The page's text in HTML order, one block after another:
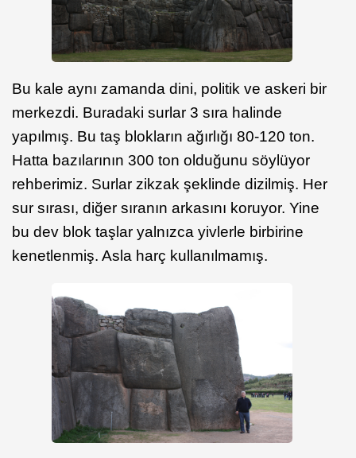
Bu kale aynı zamanda dini, politik ve askeri bir
merkezdi. Buradaki surlar 3 sıra halinde
yapılmış. Bu taş blokların ağırlığı 80-120 ton.
Hatta bazılarının 300 ton olduğunu söylüyor
rehberimiz. Surlar zikzak şeklinde dizilmiş. Her
sur sırası, diğer sıranın arkasını koruyor. Yine
bu dev blok taşlar yalnızca yivlerle birbirine
kenetlenmiş. Asla harç kullanılmamış.